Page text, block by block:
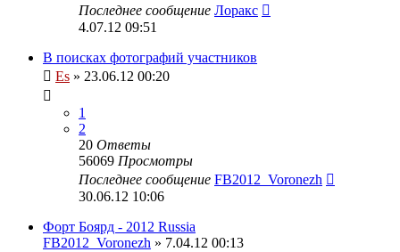
Последнее сообщение Лоракс
4.07.12 09:51
В поисках фотографий участников
Es » 23.06.12 00:20
1
2
20 Ответы
56069 Просмотры
Последнее сообщение FB2012_Voronezh
30.06.12 10:06
Форт Боярд - 2012 Russia
FB2012_Voronezh » 7.04.12 00:13